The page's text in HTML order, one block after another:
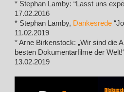
* Stephan Lamby: “Lasst uns
17.02.2016
* Stephan Lamby, Dankesrede
11.02.2019
* Arne Birkenstock: „Wir sind die
besten Dokumentarfilme der
13.02.2019